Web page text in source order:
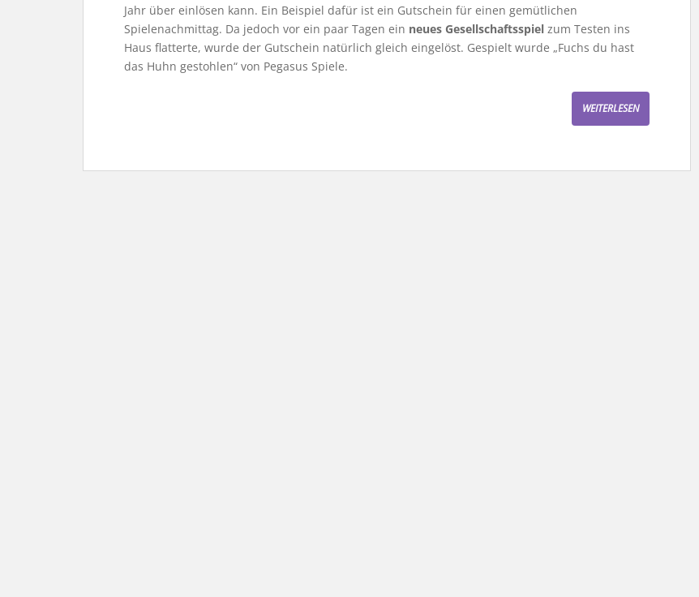
Jahr über einlösen kann. Ein Beispiel dafür ist ein Gutschein für einen gemütlichen
Spielenachmittag. Da jedoch vor ein paar Tagen ein neues Gesellschaftsspiel zum Testen ins
Haus flatterte, wurde der Gutschein natürlich gleich eingelöst. Gespielt wurde „Fuchs du hast
das Huhn gestohlen“ von Pegasus Spiele.
WEITERLESEN